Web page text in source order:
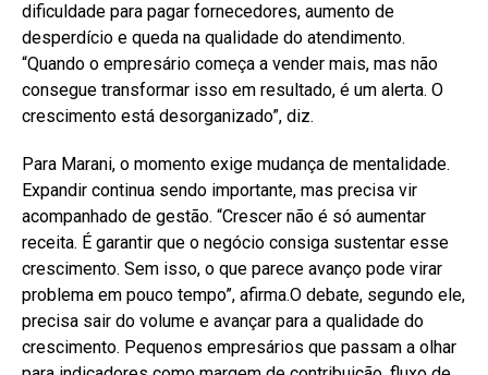
dificuldade para pagar fornecedores, aumento de
desperdício e queda na qualidade do atendimento.
“Quando o empresário começa a vender mais, mas não
consegue transformar isso em resultado, é um alerta. O
crescimento está desorganizado”, diz.
Para Marani, o momento exige mudança de mentalidade.
Expandir continua sendo importante, mas precisa vir
acompanhado de gestão. “Crescer não é só aumentar
receita. É garantir que o negócio consiga sustentar esse
crescimento. Sem isso, o que parece avanço pode virar
problema em pouco tempo”, afirma.O debate, segundo ele,
precisa sair do volume e avançar para a qualidade do
crescimento. Pequenos empresários que passam a olhar